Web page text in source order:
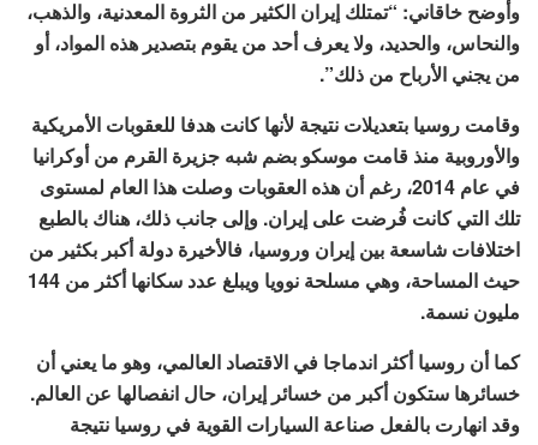
وأوضح خاقاني: “تمتلك إيران الكثير من الثروة المعدنية، والذهب،
والنحاس، والحديد، ولا يعرف أحد من يقوم بتصدير هذه المواد، أو
من يجني الأرباح من ذلك”.
وقامت روسيا بتعديلات نتيجة لأنها كانت هدفا للعقوبات الأمريكية
والأوروبية منذ قامت موسكو بضم شبه جزيرة القرم من أوكرانيا
في عام 2014، رغم أن هذه العقوبات وصلت هذا العام لمستوى
تلك التي كانت فُرضت على إيران. وإلى جانب ذلك، هناك بالطبع
اختلافات شاسعة بين إيران وروسيا، فالأخيرة دولة أكبر بكثير من
حيث المساحة، وهي مسلحة نوويا ويبلغ عدد سكانها أكثر من 144
مليون نسمة.
كما أن روسيا أكثر اندماجا في الاقتصاد العالمي، وهو ما يعني أن
خسائرها ستكون أكبر من خسائر إيران، حال انفصالها عن العالم.
وقد انهارت بالفعل صناعة السيارات القوية في روسيا نتيجة